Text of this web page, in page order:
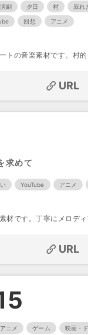
演劇 夕日 村 寂れ
回想 アニメ
トの音楽素材です。村的
URL
求めて
YouTube アニメ
材です。丁寧にメロディ
URL
アニメ ゲーム 映画・